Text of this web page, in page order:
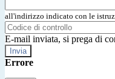
all'indirizzo indicato con le
E-mail inviata, si prega di
Errore